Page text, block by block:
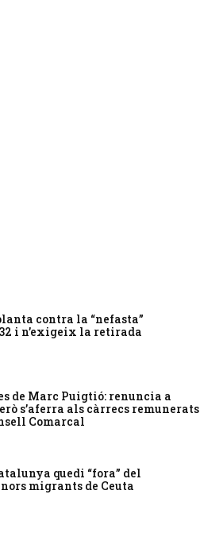
contra la “nefasta”
i n’exigeix la retirada
de Marc Puigtió: renuncia a
s’aferra als càrrecs remunerats
Comarcal
quedi “fora” del
migrants de Ceuta